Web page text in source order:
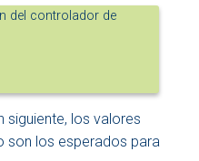
del controlador de
siguiente, los valores
son los esperados para